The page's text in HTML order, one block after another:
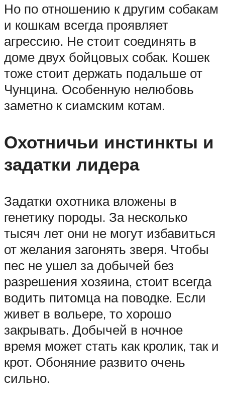
Но по отношению к другим собакам
и кошкам всегда проявляет
агрессию. Не стоит соединять в
доме двух бойцовых собак. Кошек
тоже стоит держать подальше от
Чунцина. Особенную нелюбовь
заметно к сиамским котам.
Охотничьи инстинкты и
задатки лидера
Задатки охотника вложены в
генетику породы. За несколько
тысяч лет они не могут избавиться
от желания загонять зверя. Чтобы
пес не ушел за добычей без
разрешения хозяина, стоит всегда
водить питомца на поводке. Если
живет в вольере, то хорошо
закрывать. Добычей в ночное
время может стать как кролик, так и
крот. Обоняние развито очень
сильно.